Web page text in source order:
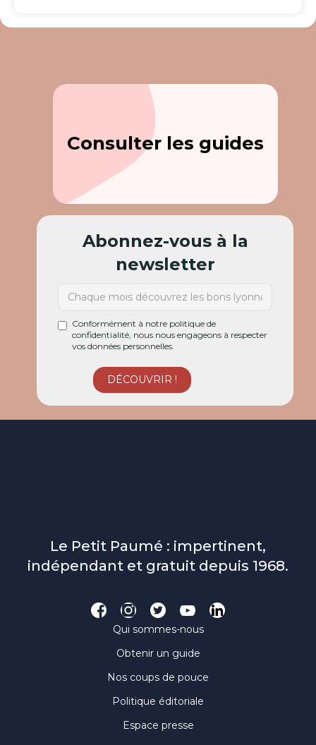
Consulter les guides
Abonnez-vous à la
newsletter
Conformément à notre politique de
confidentialité, nous nous engageons à respecter
vos données personnelles.
Le Petit Paumé : impertinent,
indépendant et gratuit depuis 1968.
Qui sommes-nous
Obtenir un guide
Nos coups de pouce
Politique éditoriale
Espace presse